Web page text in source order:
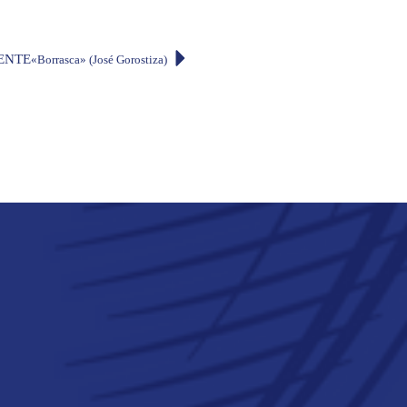
«Borrasca» (José Gorostiza)